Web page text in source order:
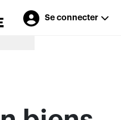
Se connecter